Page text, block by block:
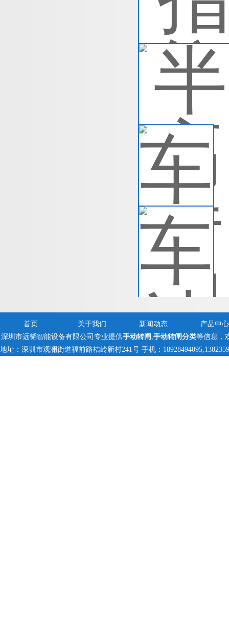
实
查
手
首页 关于我们 新闻动态
产品中心
深圳市远韬智能设备有限公司专业提供手动转闸 ,手动转闸分类等信息，
地址：深圳市观澜街道福前路桔岭新村241号 手机：